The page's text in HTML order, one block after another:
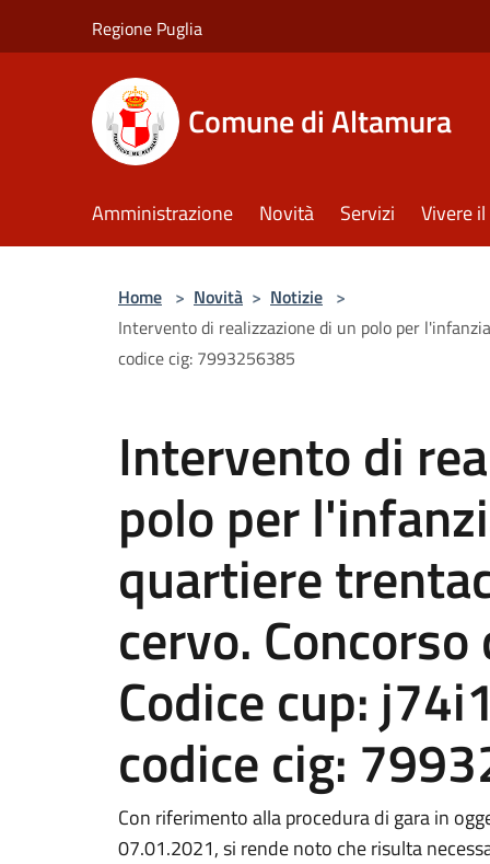
Regione Puglia
Comune di Altamura
Amministrazione Novità Servizi Vivere
Home > Novità > Notizie >
Intervento di realizzazione di un polo per
codice cig: 7993256385
Intervento di
polo per
quartiere
cervo.
Codice cup:
codice cig:
Con riferimento alla procedura di gara in
07.01.2021, si rende noto che risulta